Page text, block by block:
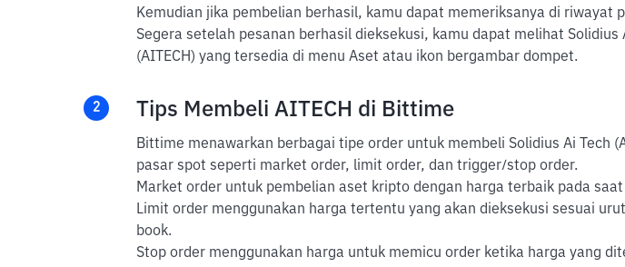
Kemudian jika pembelian berhasil, kamu dapat memeriksanya di riwayat
Segera setelah pesanan berhasil dieksekusi, kamu dapat melihat Solidius
(AITECH) yang tersedia di menu Aset atau ikon bergambar dompet.
2 Tips Membeli AITECH di Bittime
Bittime menawarkan berbagai tipe order untuk membeli Solidius Ai Tech
pasar spot seperti market order, limit order, dan trigger/stop order.
Market order untuk pembelian aset kripto dengan harga terbaik pada
Limit order menggunakan harga tertentu yang akan dieksekusi sesuai
book.
Stop order menggunakan harga untuk memicu order ketika harga yang